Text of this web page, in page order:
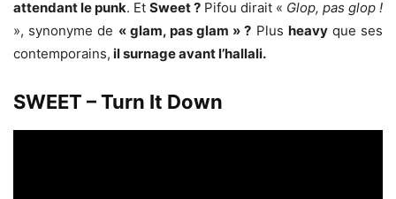
attendant le punk. Et Sweet ? Pifou dirait « Glop, pas glop !
», synonyme de « glam, pas glam » ? Plus heavyque ses
contemporains, il surnage avant l’hallali.
SWEET – Turn It Down